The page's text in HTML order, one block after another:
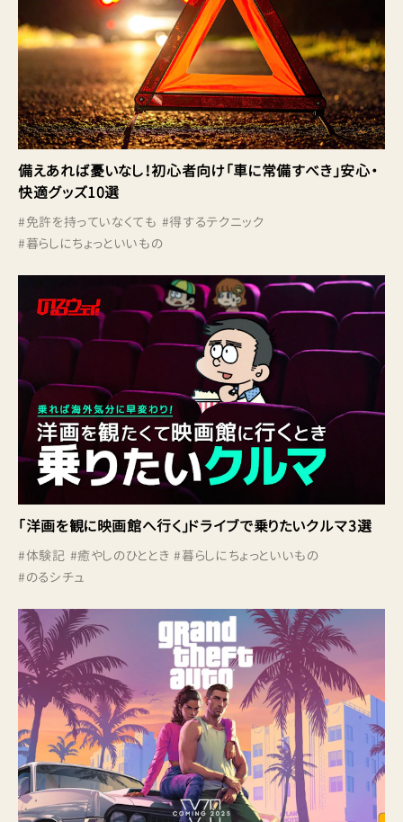
備えあれば憂いなし！初心者向け「車に常備すべき」安心・
快適グッズ10選
#免許を持っていなくても #得するテクニック
#暮らしにちょっといいもの
「洋画を観に映画館へ行く」ドライブで乗りたいクルマ3選
#体験記 #癒やしのひととき #暮らしにちょっといいもの
#のるシチュ